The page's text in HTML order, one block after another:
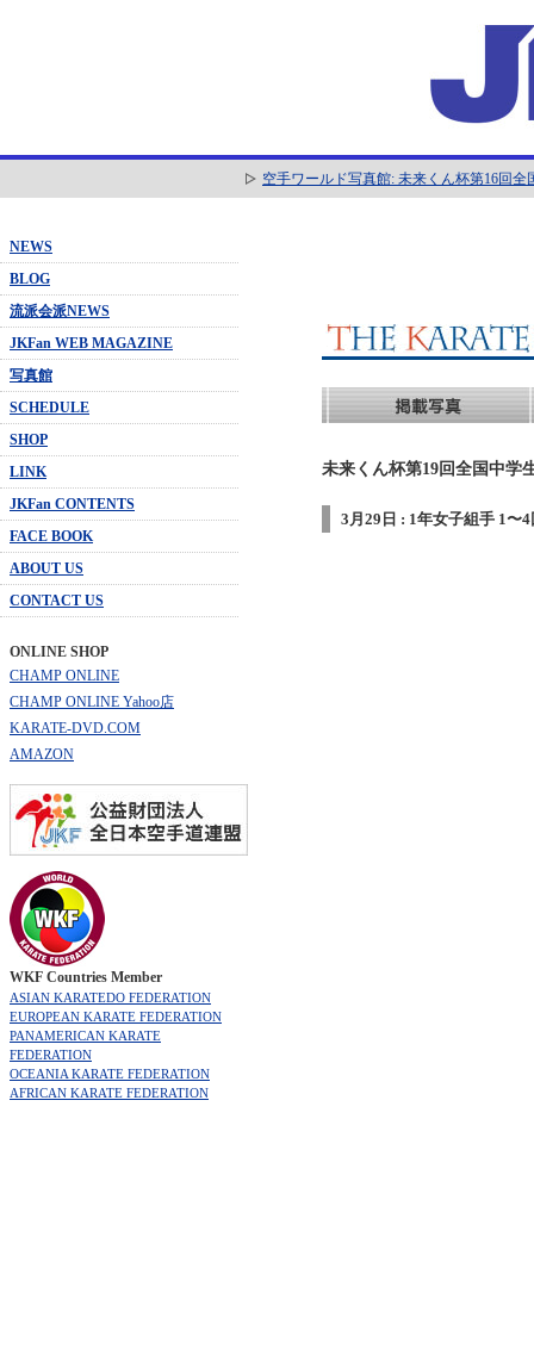
空手ワールド写真館: 未来くん杯第16回
NEWS
BLOG
流派会派NEWS
JKFan WEB MAGAZINE
写真館
SCHEDULE
SHOP
LINK
JKFan CONTENTS
FACE BOOK
ABOUT US
CONTACT US
ONLINE SHOP
CHAMP ONLINE
CHAMP ONLINE Yahoo店
KARATE-DVD.COM
AMAZON
WKF Countries Member
ASIAN KARATEDO FEDERATION
EUROPEAN KARATE FEDERATION
PANAMERICAN KARATE
FEDERATION
OCEANIA KARATE FEDERATION
AFRICAN KARATE FEDERATION
未来くん杯第19回全国中学
3月29日 : 1年女子組手 1〜